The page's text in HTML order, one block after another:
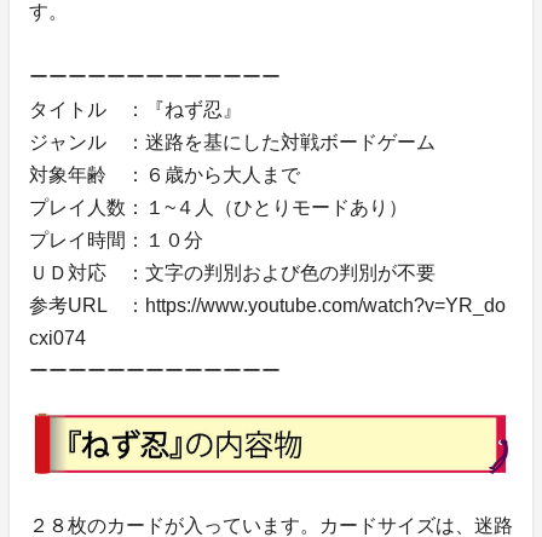
す。
ーーーーーーーーーーーーー
タイトル ：『ねず忍』
ジャンル ：迷路を基にした対戦ボードゲーム
対象年齢 ：６歳から大人まで
プレイ人数：１~４人（ひとりモードあり）
プレイ時間：１０分
ＵＤ対応 ：文字の判別および色の判別が不要
参考URL ：https://www.youtube.com/watch?v=YR_do
cxi074
ーーーーーーーーーーーーー
２８枚のカードが入っています。カードサイズは、迷路